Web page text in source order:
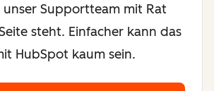
Supportteam mit Rat
steht. Einfacher kann das
HubSpot kaum sein.